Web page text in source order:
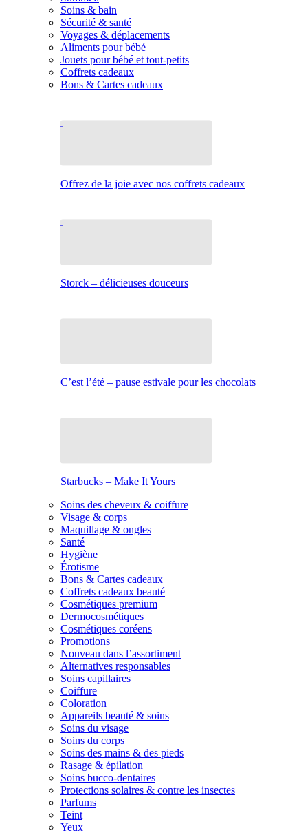
Soins & bain
Sécurité & santé
Voyages & déplacements
Aliments pour bébé
Jouets pour bébé et tout-petits
Coffrets cadeaux
Bons & Cartes cadeaux
Offrez de la joie avec nos coffrets cadeaux
Storck – délicieuses douceurs
C’est l’été – pause estivale pour les chocolats
Starbucks – Make It Yours
Soins des cheveux & coiffure
Visage & corps
Maquillage & ongles
Santé
Hygiène
Érotisme
Bons & Cartes cadeaux
Coffrets cadeaux beauté
Cosmétiques premium
Dermocosmétiques
Cosmétiques coréens
Promotions
Nouveau dans l’assortiment
Alternatives responsables
Soins capillaires
Coiffure
Coloration
Appareils beauté & soins
Soins du visage
Soins du corps
Soins des mains & des pieds
Rasage & épilation
Soins bucco-dentaires
Protections solaires & contre les insectes
Parfums
Teint
Yeux